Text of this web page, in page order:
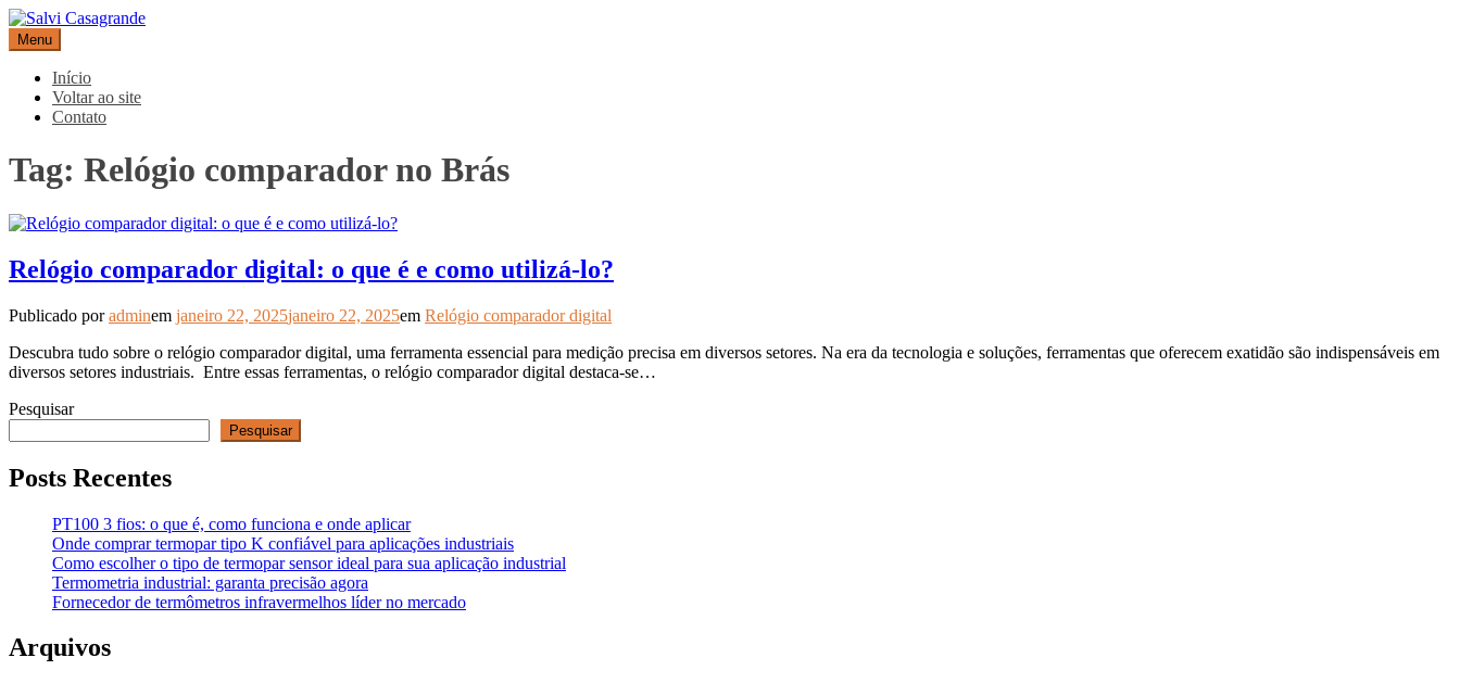
Pular
para
o
conteúdo
Salvi Casagrande
Especialistas em equipamentos de medição e automação
Menu
Início
Voltar ao site
Contato
Tag: Relógio comparador no Brás
Relógio comparador digital: o que é e como utilizá-lo?
Publicado poradminem janeiro 22, 2025janeiro 22, 2025em Relógio comparador digital
Descubra tudo sobre o relógio comparador digital, uma ferramenta essencial para medição precisa em diversos setores. Na era da tecnologia e soluções, ferramentas que oferecem exatidão são indispensáveis ​​em
diversos setores industriais. Entre essas ferramentas, o relógio comparador digital destaca-se…
Pesquisar
Pesquisar
Posts Recentes
PT100 3 fios: o que é, como funciona e onde aplicar
Onde comprar termopar tipo K confiável para aplicações industriais
Como escolher o tipo de termopar sensor ideal para sua aplicação industrial
Termometria industrial: garanta precisão agora
Fornecedor de termômetros infravermelhos líder no mercado
Arquivos